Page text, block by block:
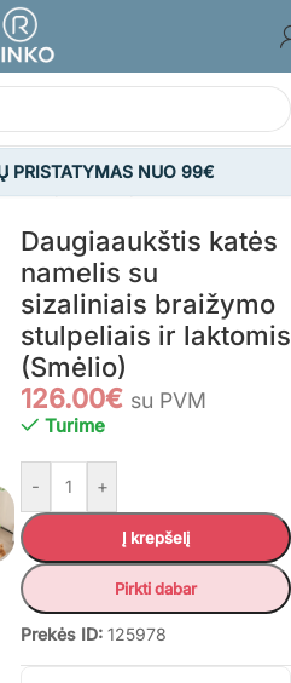
PRISTATYMAS NUO 99€
/ Draskyklės
Daugiaaukštis katės
namelis su
sizaliniais braižymo
stulpeliais ir laktomis
(Smėlio)
126.00€ su PVM
Turime
- +
Į krepšelį
Pirkti dabar
Prekės ID: 125978